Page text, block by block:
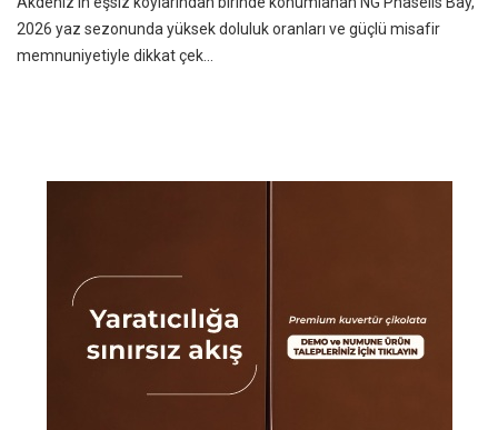
2026 yaz sezonunda yüksek doluluk oranları ve güçlü misafir
memnuniyetiyle dikkat çek...